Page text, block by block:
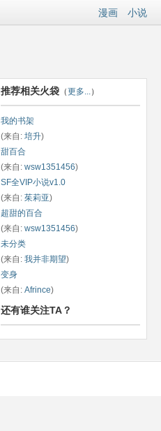
漫画 小说
推荐相关火袋 （更多...）
我的书架
(来自: 培升)
甜百合
(来自: wsw1351456)
SF全VIP小说v1.0
(来自: 茱莉亚)
超甜的百合
(来自: wsw1351456)
未分类
(来自: 我并非期望)
变身
(来自: Afrince)
还有谁关注TA？